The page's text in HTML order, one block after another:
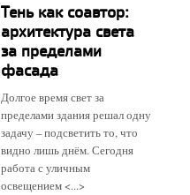
Тень как соавтор:
архитектура света
за пределами
фасада
Долгое время свет за
пределами здания решал одну
задачу – подсветить то, что
видно лишь днём. Сегодня
работа с уличным
освещением <...>